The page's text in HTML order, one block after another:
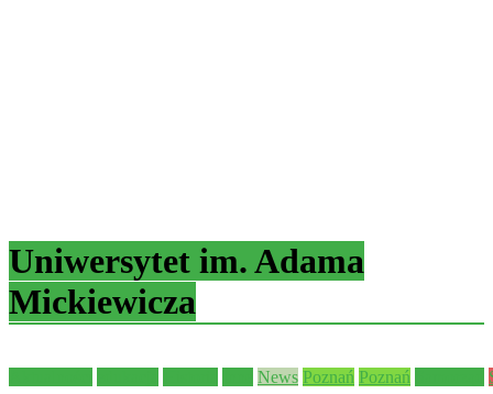
Uniwersytet im. Adama
Mickiewicza
News Poznań Poznań